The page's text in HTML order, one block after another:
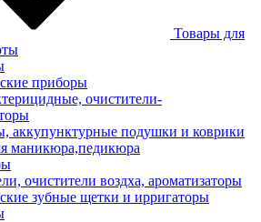
Товары для
приборы
очистители-
аккупунктурные подушки и коврики
маникюра,педикюра
очистители воздха, ароматизаторы
зубные щетки и ирригаторы